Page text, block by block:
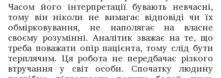
Часом його інтерпретації бувають невчасні,
тому він ніколи не вимагає відповіді чи їх
обмірковування, не наполягає на власне
своєму розумінні. Аналітик зважає на те, що
треба поважати опір пацієнта, тому слід бути
терплячим. Ця робота не передбачає різкого
втручання у світ особи. Спочатку людину